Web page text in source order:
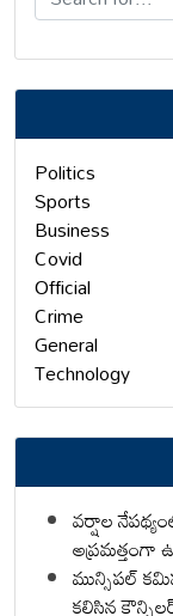
Politics
Sports
Business
Covid
Official
Crime
General
Technology
వర్షాల
అప్రమత్తంగా
మున్సిపల్
కలిసిన